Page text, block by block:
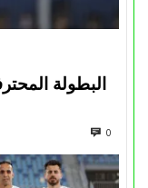
البطولة
0